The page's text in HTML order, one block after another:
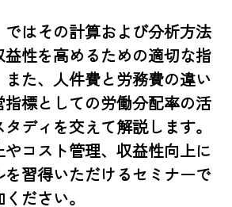
ではその計算および分析方法
益性を高めるための適切な指
た、人件費と労務費の違い
指標としての労働分配率の活
ディを交えて解説します。
コスト管理、収益性向上に
習得いただけるセミナーで
ださい。